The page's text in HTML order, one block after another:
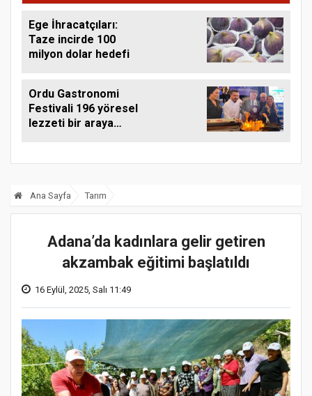
Ege İhracatçıları:
Taze incirde 100
milyon dolar hedefi
Ordu Gastronomi
Festivali 196 yöresel
lezzeti bir araya
Ana Sayfa Tarım
Adana’da kadınlara gelir getiren
akzambak eğitimi başlatıldı
16 Eylül, 2025, Salı 11:49